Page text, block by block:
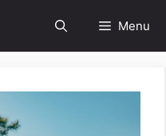
Menu